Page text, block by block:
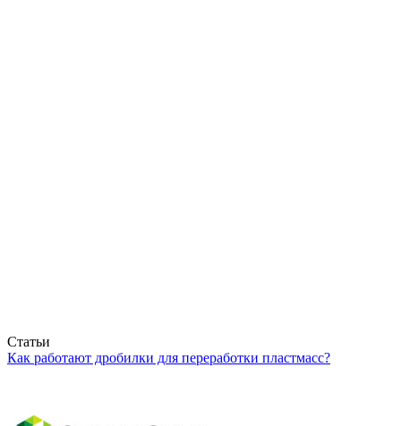
Статьи
Как работают дробилки для переработки пластмасс?